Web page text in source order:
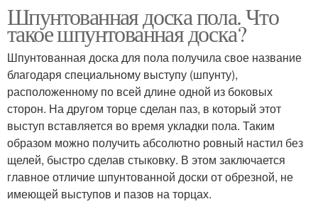
Шпунтованная доска пола. Что
такое шпунтованная доска?
Шпунтованная доска для пола получила свое название
благодаря специальному выступу (шпунту),
расположенному по всей длине одной из боковых
сторон. На другом торце сделан паз, в который этот
выступ вставляется во время укладки пола. Таким
образом можно получить абсолютно ровный настил без
щелей, быстро сделав стыковку. В этом заключается
главное отличие шпунтованной доски от обрезной, не
имеющей выступов и пазов на торцах.